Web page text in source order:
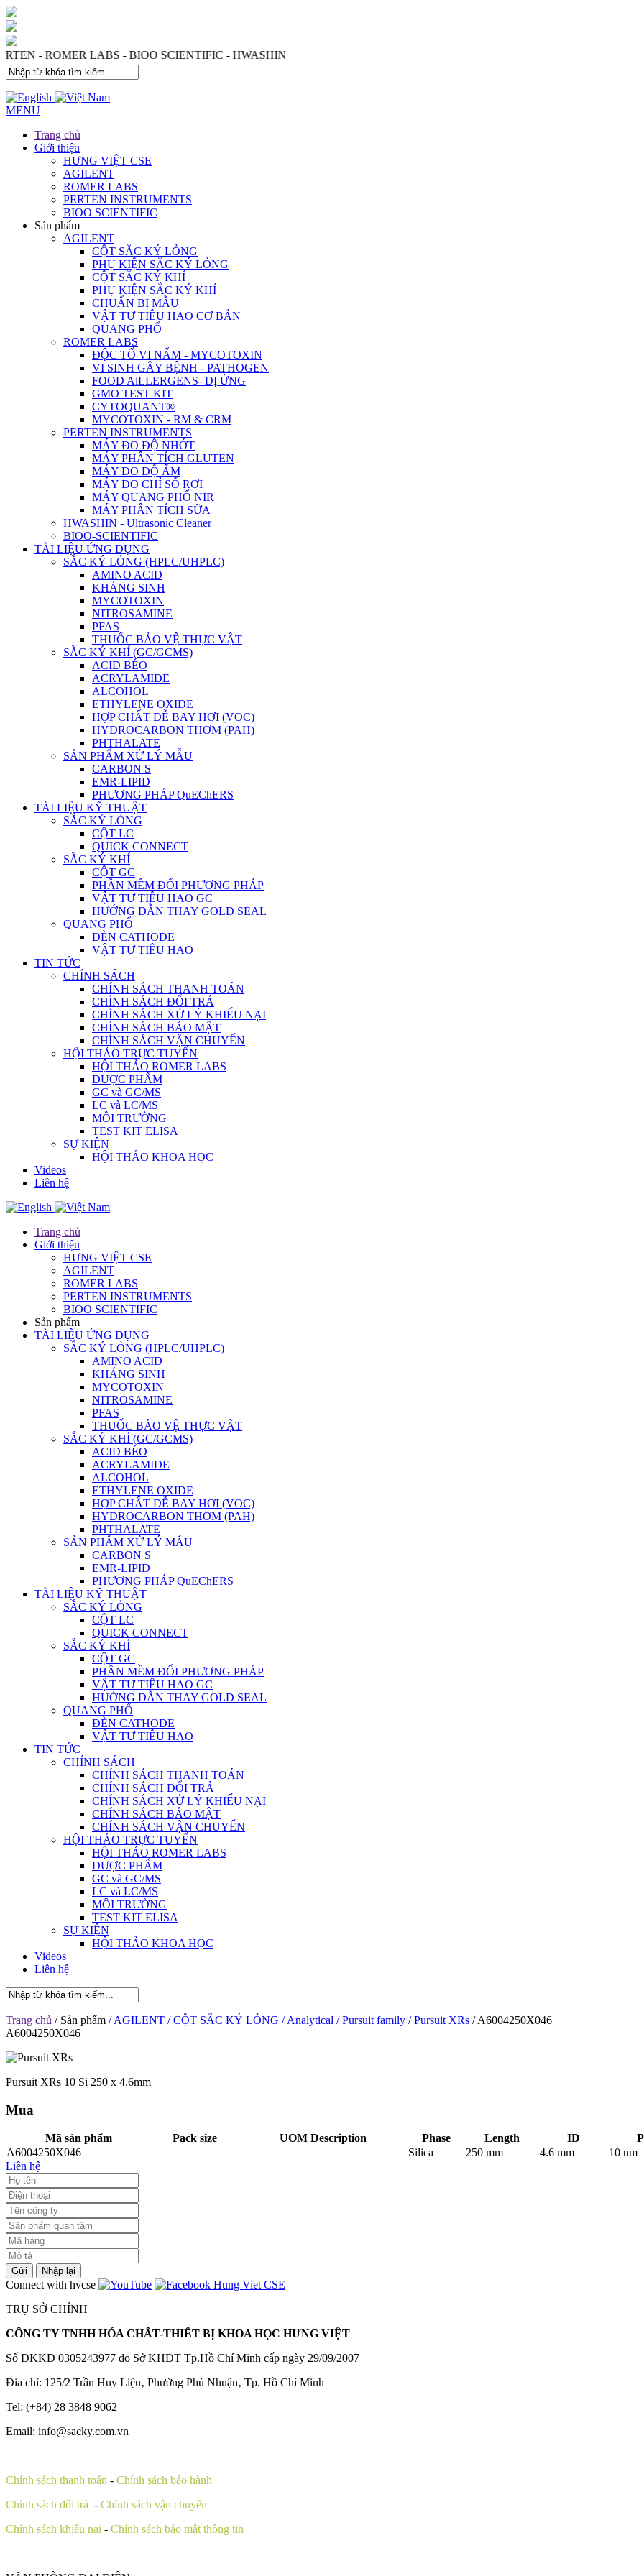
- PERTEN - ROMER LABS - BIOO SCIENTIFIC - HWASHIN
MENU
Trang chủ
Giới thiệu
HƯNG VIỆT CSE
AGILENT
ROMER LABS
PERTEN INSTRUMENTS
BIOO SCIENTIFIC
Sản phẩm
AGILENT
CỘT SẮC KÝ LỎNG
PHỤ KIỆN SẮC KÝ LỎNG
CỘT SẮC KÝ KHÍ
PHỤ KIỆN SẮC KÝ KHÍ
CHUẨN BỊ MẪU
VẬT TƯ TIÊU HAO CƠ BẢN
QUANG PHỔ
ROMER LABS
ĐỘC TỐ VI NẤM - MYCOTOXIN
VI SINH GÂY BỆNH - PATHOGEN
FOOD AlLLERGENS- DỊ ỨNG
GMO TEST KIT
CYTOQUANT®
MYCOTOXIN - RM & CRM
PERTEN INSTRUMENTS
MÁY ĐO ĐỘ NHỚT
MÁY PHÂN TÍCH GLUTEN
MÁY ĐO ĐỘ ẨM
MÁY ĐO CHỈ SỐ RƠI
MÁY QUANG PHỔ NIR
MÁY PHÂN TÍCH SỮA
HWASHIN - Ultrasonic Cleaner
BIOO-SCIENTIFIC
TÀI LIỆU ỨNG DỤNG
SẮC KÝ LỎNG (HPLC/UHPLC)
AMINO ACID
KHÁNG SINH
MYCOTOXIN
NITROSAMINE
PFAS
THUỐC BẢO VỆ THỰC VẬT
SẮC KÝ KHÍ (GC/GCMS)
ACID BÉO
ACRYLAMIDE
ALCOHOL
ETHYLENE OXIDE
HỢP CHẤT DỄ BAY HƠI (VOC)
HYDROCARBON THƠM (PAH)
PHTHALATE
SẢN PHẨM XỬ LÝ MẪU
CARBON S
EMR-LIPID
PHƯƠNG PHÁP QuEChERS
TÀI LIỆU KỸ THUẬT
SẮC KÝ LỎNG
CỘT LC
QUICK CONNECT
SẮC KÝ KHÍ
CỘT GC
PHẦN MỀM ĐỔI PHƯƠNG PHÁP
VẬT TƯ TIÊU HAO GC
HƯỚNG DẪN THAY GOLD SEAL
QUANG PHỔ
ĐÈN CATHODE
VẬT TƯ TIÊU HAO
TIN TỨC
CHÍNH SÁCH
CHÍNH SÁCH THANH TOÁN
CHÍNH SÁCH ĐỔI TRẢ
CHÍNH SÁCH XỬ LÝ KHIẾU NẠI
CHÍNH SÁCH BẢO MẬT
CHÍNH SÁCH VẬN CHUYỂN
HỘI THẢO TRỰC TUYẾN
HỘI THẢO ROMER LABS
DƯỢC PHẨM
GC và GC/MS
LC và LC/MS
MÔI TRƯỜNG
TEST KIT ELISA
SỰ KIỆN
HỘI THẢO KHOA HỌC
Videos
Liên hệ
Trang chủ
Giới thiệu
HƯNG VIỆT CSE
AGILENT
ROMER LABS
PERTEN INSTRUMENTS
BIOO SCIENTIFIC
Sản phẩm
TÀI LIỆU ỨNG DỤNG
SẮC KÝ LỎNG (HPLC/UHPLC)
AMINO ACID
KHÁNG SINH
MYCOTOXIN
NITROSAMINE
PFAS
THUỐC BẢO VỆ THỰC VẬT
SẮC KÝ KHÍ (GC/GCMS)
ACID BÉO
ACRYLAMIDE
ALCOHOL
ETHYLENE OXIDE
HỢP CHẤT DỄ BAY HƠI (VOC)
HYDROCARBON THƠM (PAH)
PHTHALATE
SẢN PHẨM XỬ LÝ MẪU
CARBON S
EMR-LIPID
PHƯƠNG PHÁP QuEChERS
TÀI LIỆU KỸ THUẬT
SẮC KÝ LỎNG
CỘT LC
QUICK CONNECT
SẮC KÝ KHÍ
CỘT GC
PHẦN MỀM ĐỔI PHƯƠNG PHÁP
VẬT TƯ TIÊU HAO GC
HƯỚNG DẪN THAY GOLD SEAL
QUANG PHỔ
ĐÈN CATHODE
VẬT TƯ TIÊU HAO
TIN TỨC
CHÍNH SÁCH
CHÍNH SÁCH THANH TOÁN
CHÍNH SÁCH ĐỔI TRẢ
CHÍNH SÁCH XỬ LÝ KHIẾU NẠI
CHÍNH SÁCH BẢO MẬT
CHÍNH SÁCH VẬN CHUYỂN
HỘI THẢO TRỰC TUYẾN
HỘI THẢO ROMER LABS
DƯỢC PHẨM
GC và GC/MS
LC và LC/MS
MÔI TRƯỜNG
TEST KIT ELISA
SỰ KIỆN
HỘI THẢO KHOA HỌC
Videos
Liên hệ
Trang chủ / Sản phẩm / AGILENT / CỘT SẮC KÝ LỎNG / Analytical / Pursuit family / Pursuit XRs / A6004250X046
A6004250X046
Pursuit XRs 10 Si 250 x 4.6mm
Mua
Mã sản phẩm Pack size UOM Description Phase Length ID
A6004250X046
Silica 250 mm 4.6 mm
10 um
Liên hệ
Gửi Nhập lại
Connect with hvcse
TRỤ SỞ CHÍNH
CÔNG TY TNHH HÓA CHẤT-THIẾT BỊ KHOA HỌC HƯNG VIỆT
Số ĐKKD 0305243977 do Sở KHĐT Tp.Hồ Chí Minh cấp ngày 29/09/2007
Đia chỉ: 125/2 Trần Huy Liệu‚ Phường Phú Nhuận‚ Tp. Hồ Chí Minh
Tel: (+84) 28 3848 9062
Email: info@sacky.com.vn
Chính sách thanh toán - Chính sách bảo hành
Chính sách đổi trả - Chính sách vận chuyển
Chính sách khiếu nại - Chính sách bảo mật thông tin